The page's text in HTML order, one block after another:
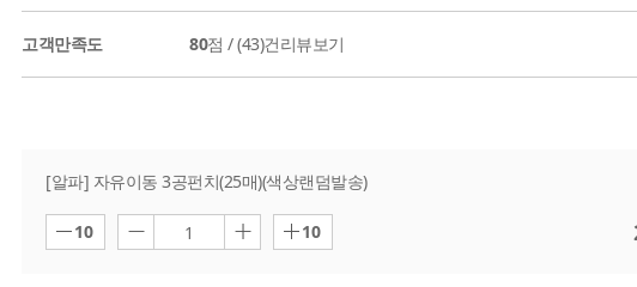
고객만족도 80점 /(43)건리뷰보기
[알파] 자유이동 3공펀치(25매)(색상랜덤발송)
10 1 10